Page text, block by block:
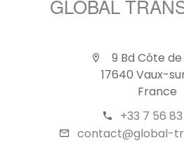
GLOBAL
9 Bd Côte
17640 Vaux-
France
+33 7 56
contact@global-